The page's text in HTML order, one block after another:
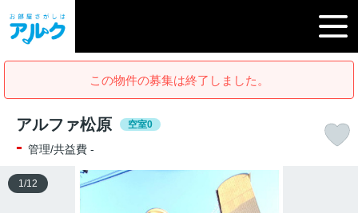
この物件の募集は終了しました。
アルファ松原 空室0
- 管理/共益費 -
1 /12